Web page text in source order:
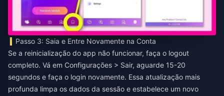
Passo 3: Saia e Entre Novamente na Conta
Se a reinicialização do app não funcionar, faça o logout
completo. Vá em Configurações > Sair, aguarde 15-20
segundos e faça o login novamente. Essa atualização mais
profunda limpa os dados da sessão e estabelece um novo